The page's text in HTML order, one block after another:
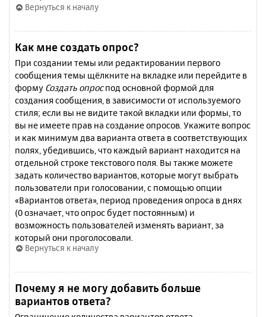
Вернуться к началу
Как мне создать опрос?
При создании темы или редактировании первого
сообщения темы щёлкните на вкладке или перейдите в
форму Создать опроспод основной формой для
создания сообщения, в зависимости от используемого
стиля; если вы не видите такой вкладки или формы, то
вы не имеете прав на создание опросов. Укажите вопрос
и как минимум два варианта ответа в соответствующих
полях, убедившись, что каждый вариант находится на
отдельной строке текстового поля. Вы также можете
задать количество вариантов, которые могут выбрать
пользователи при голосовании, с помощью опции
«Вариантов ответа», период проведения опроса в днях
(0 означает, что опрос будет постоянным) и
возможность пользователей изменять вариант, за
который они проголосовали.
Вернуться к началу
Почему я не могу добавить больше
вариантов ответа?